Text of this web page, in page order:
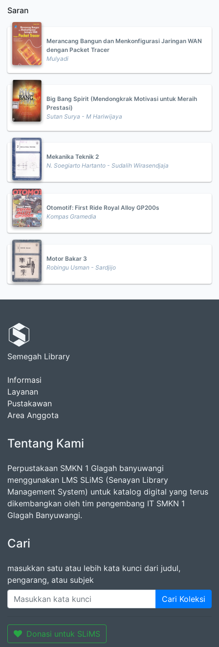
Saran
Merancang Bangun dan Menkonfigurasi Jaringan WAN
dengan Packet Tracer
Mulyadi
Big Bang Spirit (Mendongkrak Motivasi untuk Meraih
Prestasi)
Sutan Surya - M Hariwijaya
Mekanika Teknik 2
N. Soegiarto Hartanto - Sudalih Wirasendjaja
Otomotif: First Ride Royal Alloy GP200s
Kompas Gramedia
Motor Bakar 3
Robingu Usman - Sardjijo
Semegah Library
Informasi
Layanan
Pustakawan
Area Anggota
Tentang Kami
Perpustakaan SMKN 1 Glagah banyuwangi
menggunakan LMS SLiMS (Senayan Library
Management System) untuk katalog digital yang terus
dikembangkan oleh tim pengembang IT SMKN 1
Glagah Banyuwangi.
Cari
masukkan satu atau lebih kata kunci dari judul,
pengarang, atau subjek
Cari Koleksi
Donasi untuk SLiMS